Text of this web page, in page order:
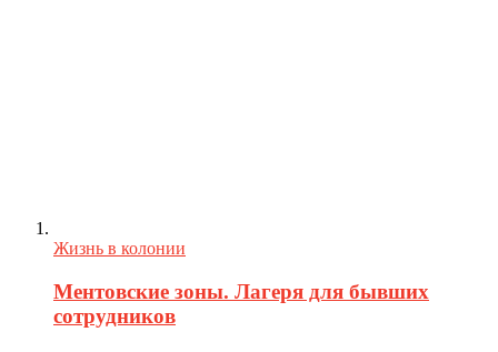
Жизнь в колонии
Ментовские зоны. Лагеря для бывших
сотрудников